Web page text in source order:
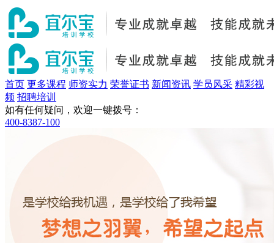
首页 更多课程 师资实力 荣誉证书 新闻资讯 学员风采 精彩视
频 招聘培训
如有任何疑问，欢迎一键拨号：
400-8387-100